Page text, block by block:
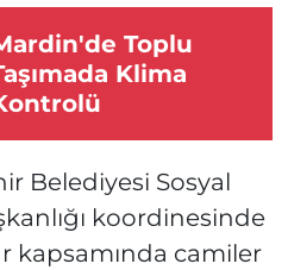
Toplu
Klima
Belediyesi Sosyal
koordinesinde
kapsamında camiler